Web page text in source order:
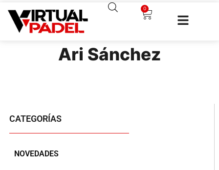
0
Ari Sánchez
CATEGORÍAS
NOVEDADES